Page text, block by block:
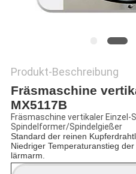
Produkt-Beschreibung
Fräsmaschine
MX5117B
Fräsmaschine vertikaler Einzel-
Spindelformer/Spindelgießer
Standard der reinen
Niedriger Temperaturanstieg
lärmarm.